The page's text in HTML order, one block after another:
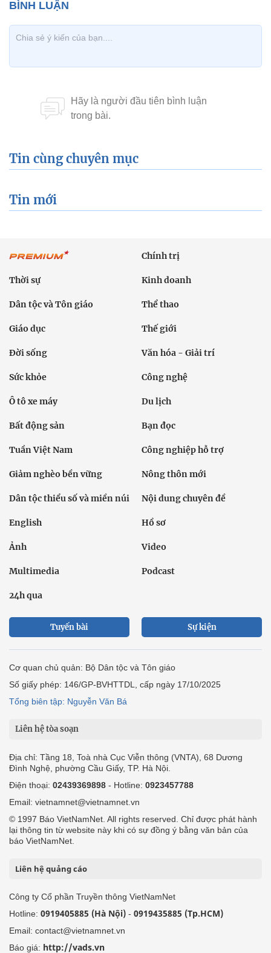
Tin cùng chuyên mục
Tin mới
Chính trị
Thời sự Kinh doanh
Dân tộc và Tôn giáo Thể thao
Giáo dục Thế giới
Đời sống Văn hóa - Giải trí
Sức khỏe Công nghệ
Ô tô xe máy Du lịch
Bất động sản Bạn đọc
Tuần Việt Nam Công nghiệp hỗ trợ
Giảm nghèo bền vững Nông thôn mới
Dân tộc thiểu số và miền núi Nội dung chuyên đề
English Hồ sơ
Ảnh Video
Multimedia Podcast
24h qua
Tuyến bài Sự kiện
Cơ quan chủ quản: Bộ Dân tộc và Tôn giáo
Số giấy phép: 146/GP-BVHTTDL, cấp ngày 17/10/2025
Tổng biên tập: Nguyễn Văn Bá
Liên hệ tòa soạn
Địa chỉ: Tầng 18, Toà nhà Cục Viễn thông (VNTA), 68 Dương
Đình Nghệ, phường Cầu Giấy, TP. Hà Nội.
Điện thoại: 02439369898 - Hotline: 0923457788
Email: vietnamnet@vietnamnet.vn
© 1997 Báo VietNamNet. All rights reserved. Chỉ được phát hành
lại thông tin từ website này khi có sự đồng ý bằng văn bản của
báo VietNamNet.
Liên hệ quảng cáo
Công ty Cổ phần Truyền thông VietNamNet
Hotline: 0919405885 (Hà Nội) - 0919435885 (Tp.HCM)
Email: contact@vietnamnet.vn
Báo giá: http://vads.vn